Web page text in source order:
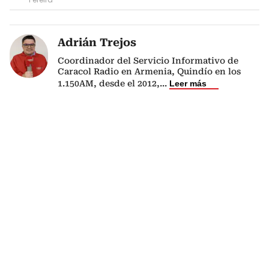
Adrián Trejos
Coordinador del Servicio Informativo de
Caracol Radio en Armenia, Quindío en los
1.150AM, desde el 2012,... Leer más